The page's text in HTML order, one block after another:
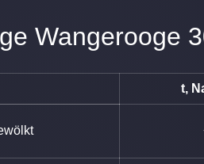
Wangerooge
t,